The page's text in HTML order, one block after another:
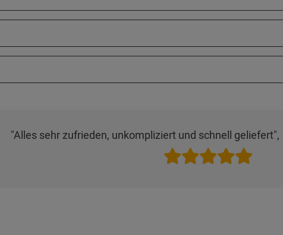
"Alles sehr zufrieden, unkompliziert und schnell geliefert",